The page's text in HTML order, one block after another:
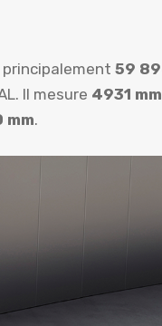
principalement 59
Il mesure 4931 mm
mm.